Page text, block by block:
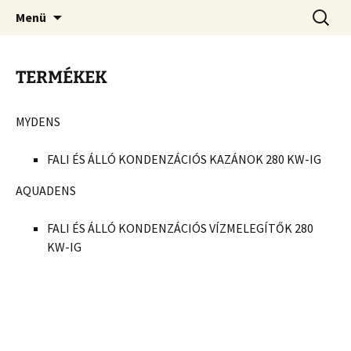
COSMOGAS
Hivatalos importőr és forgalmazó – Sebők és
Társa Kft.
Menü
TERMÉKEK
MYDENS
FALI ÉS ÁLLÓ KONDENZÁCIÓS KAZÁNOK 280 KW-IG
AQUADENS
FALI ÉS ÁLLÓ KONDENZÁCIÓS VÍZMELEGÍTŐK 280
KW-IG